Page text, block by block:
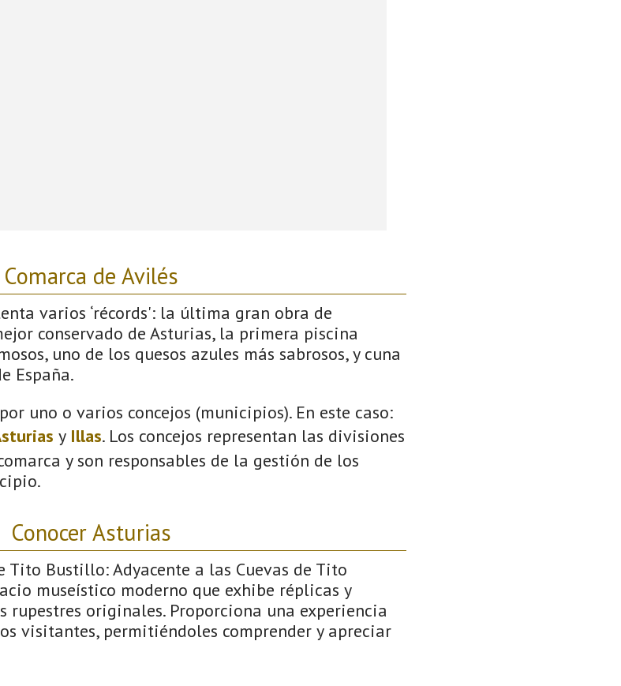
Comarca de Avilés
varios ‘récords': la última gran obra de
conservado de Asturias, la primera piscina
uno de los quesos azules más sabrosos, y cuna
España.
uno o varios concejos (municipios). En este caso:
y Illas. Los concejos representan las divisiones
y son responsables de la gestión de los
Conocer Asturias
Tito Bustillo: Adyacente a las Cuevas de Tito
museístico moderno que exhibe réplicas y
rupestres originales. Proporciona una experiencia
visitantes, permitiéndoles comprender y apreciar